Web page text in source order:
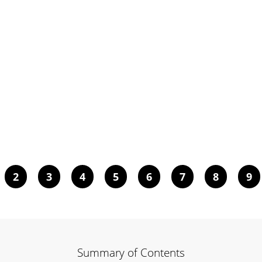
2 3 4 5 6 7 8 9
Summary of Contents